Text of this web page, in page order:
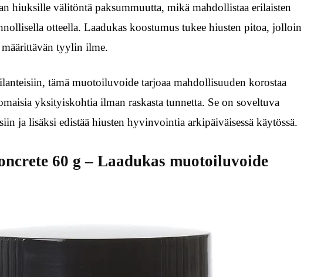
hiuksille välitöntä paksummuutta, mikä mahdollistaa erilaisten
otteella. Laadukas koostumus tukee hiusten pitoa, jolloin
tyylin ilme.
tämä muotoiluvoide tarjoaa mahdollisuuden korostaa
yksityiskohtia ilman raskasta tunnetta. Se on soveltuva
ja lisäksi edistää hiusten hyvinvointia arkipäiväisessä käytössä.
60 g – Laadukas muotoiluvoide